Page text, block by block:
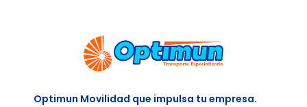
Optimun Movilidad que impulsa tu empresa.